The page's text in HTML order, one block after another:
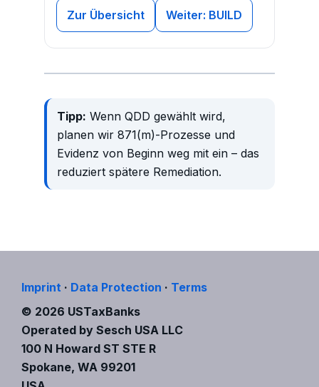
Zur Übersicht Weiter: BUILD
Tipp: Wenn QDD gewählt wird,
planen wir 871(m)-Prozesse und
Evidenz von Beginn weg mit ein – das
reduziert spätere Remediation.
Imprint · Data Protection · Terms
© 2026 USTaxBanks
Operated by Sesch USA LLC
100 N Howard ST STE R
Spokane, WA 99201